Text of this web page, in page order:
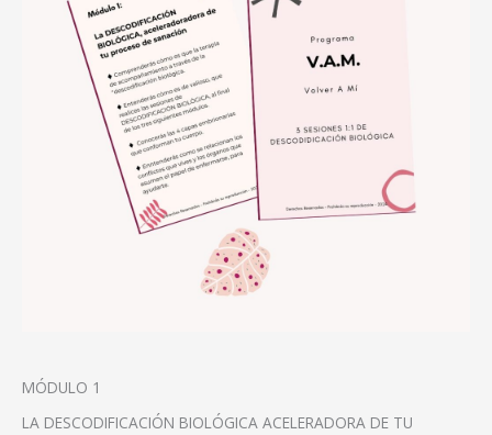
MÓDULO 1
LA DESCODIFICACIÓN BIOLÓGICA ACELERADORA DE TU